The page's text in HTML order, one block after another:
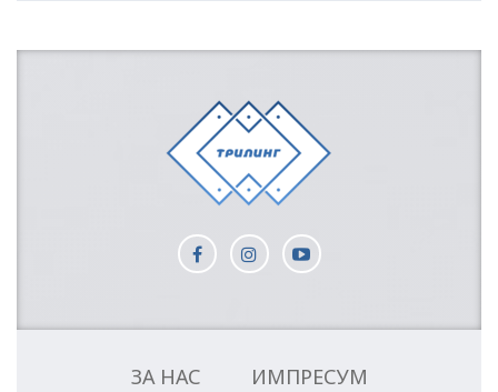
ЗА НАС ИМПРЕСУМ